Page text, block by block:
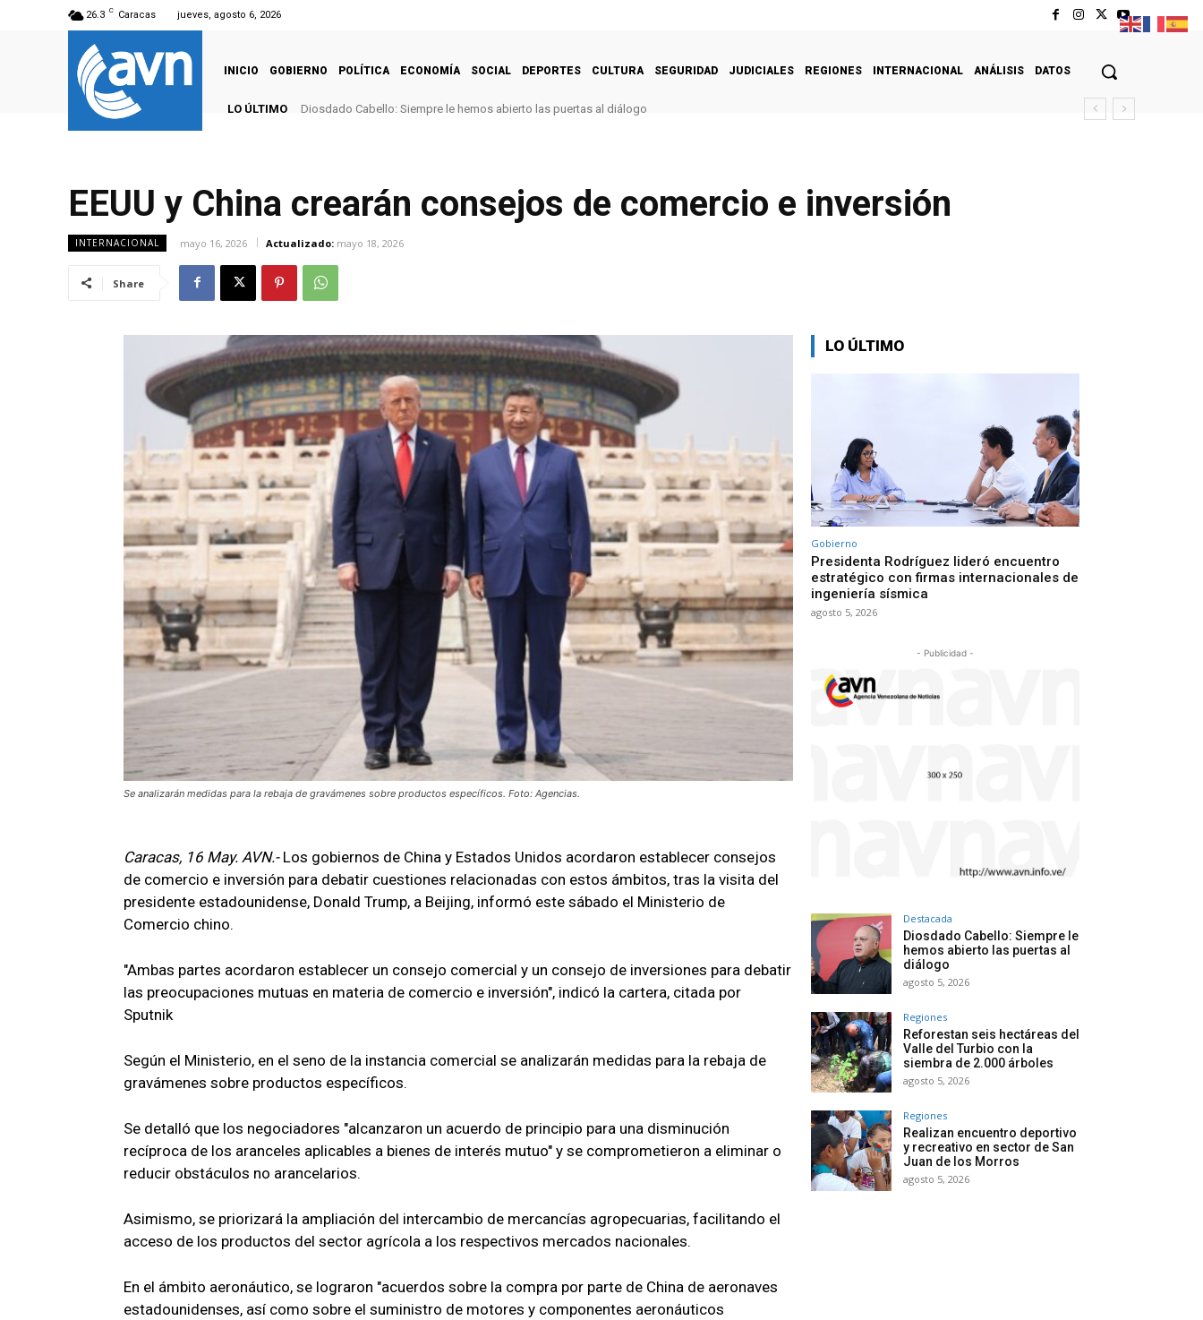
26.3 C Caracas jueves, agosto 6, 2026
INICIO GOBIERNO POLÍTICA ECONOMÍA SOCIAL DEPORTES CULTURA SEGURIDAD JUDICIALES REGIONES INTERNACIONAL ANÁLISIS DATOS
LO ÚLTIMO Diosdado Cabello: Siempre le hemos abierto las puertas al diálogo
EEUU y China crearán consejos de comercio e inversión
INTERNACIONAL mayo 16, 2026 Actualizado: mayo 18, 2026
Share
Se analizarán medidas para la rebaja de gravámenes sobre productos específicos. Foto: Agencias.
Caracas, 16 May. AVN.- Los gobiernos de China y Estados Unidos acordaron establecer consejos
de comercio e inversión para debatir cuestiones relacionadas con estos ámbitos, tras la visita del
presidente estadounidense, Donald Trump, a Beijing, informó este sábado el Ministerio de
Comercio chino.
"Ambas partes acordaron establecer un consejo comercial y un consejo de inversiones para debatir
las preocupaciones mutuas en materia de comercio e inversión", indicó la cartera, citada por
Sputnik
Según el Ministerio, en el seno de la instancia comercial se analizarán medidas para la rebaja de
gravámenes sobre productos específicos.
Se detalló que los negociadores "alcanzaron un acuerdo de principio para una disminución
recíproca de los aranceles aplicables a bienes de interés mutuo" y se comprometieron a eliminar o
reducir obstáculos no arancelarios.
Asimismo, se priorizará la ampliación del intercambio de mercancías agropecuarias, facilitando el
acceso de los productos del sector agrícola a los respectivos mercados nacionales.
En el ámbito aeronáutico, se lograron "acuerdos sobre la compra por parte de China de aeronaves
estadounidenses, así como sobre el suministro de motores y componentes aeronáuticos
LO ÚLTIMO
Gobierno
Presidenta Rodríguez lideró encuentro
estratégico con firmas internacionales de
ingeniería sísmica
agosto 5, 2026
- Publicidad -
Destacada
Diosdado Cabello: Siempre le
hemos abierto las puertas al
diálogo
agosto 5, 2026
Regiones
Reforestan seis hectáreas del
Valle del Turbio con la
siembra de 2.000 árboles
agosto 5, 2026
Regiones
Realizan encuentro deportivo
y recreativo en sector de San
Juan de los Morros
agosto 5, 2026